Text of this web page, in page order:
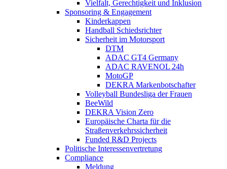
Vielfalt, Gerechtigkeit und Inklusion​
Sponsoring & Engagement
Kinderkappen
Handball Schiedsrichter
Sicherheit im Motorsport
DTM
ADAC GT4 Germany
ADAC RAVENOL 24h
MotoGP
DEKRA Markenbotschafter
Volleyball Bundesliga der Frauen
BeeWild
DEKRA Vision Zero
Europäische Charta für die
Straßenverkehrssicherheit
Funded R&D Projects
Politische Interessenvertretung
Compliance
Meldung